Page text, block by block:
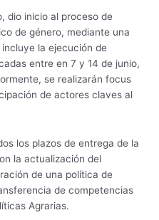
dio inicio al proceso de
de género, mediante una
incluye la ejecución de
entre en 7 y 14 de junio,
se realizarán focus
de actores claves al
los plazos de entrega de la
la actualización del
de una política de
de competencias
Agrarias.